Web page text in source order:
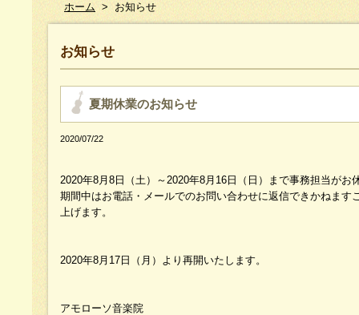
ホーム > お知らせ
お知らせ
夏期休業のお知らせ
2020/07/22
2020年8月8日（土）～2020年8月16日（日）まで事務担当がお
期間中はお電話・メールでのお問い合わせに返信できかねます
上げます。
2020年8月17日（月）より再開いたします。
アモローソ音楽院